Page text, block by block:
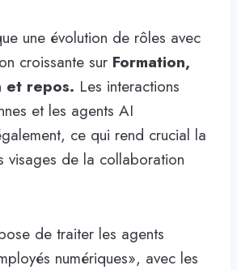
une évolution de rôles avec
croissante sur Formation,
et repos. Les interactions
et les agents AI
ce qui rend crucial la
visages de la collaboration
de traiter les agents
numériques», avec les